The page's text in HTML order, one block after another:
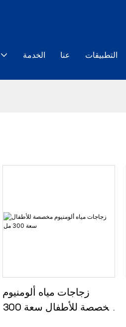
الخدمة عنا التطبيقات
زجاجات مياه ألومنيوم
مخصصة للأطفال سعة 300